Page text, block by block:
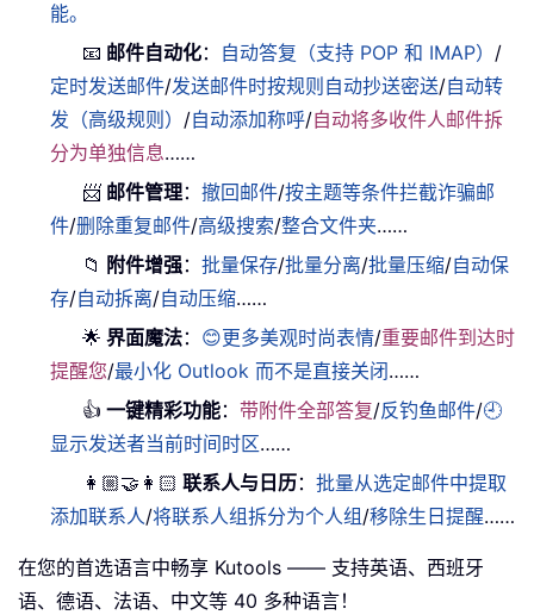
能。
📧 邮件自动化： 自动答复（支持 POP 和 IMAP） /
定时发送邮件/发送邮件时按规则自动抄送密送/自动转
发（高级规则） /自动添加称呼/自动将多收件人邮件拆
分为单独信息……
📨 邮件管理：撤回邮件/按主题等条件拦截诈骗邮
件/删除重复邮件/高级搜索/整合文件夹……
📁 附件增强：批量保存/批量分离/批量压缩/自动保
存/自动拆离/自动压缩……
🌟 界面魔法： 😊更多美观时尚表情/重要邮件到达时
提醒您/最小化 Outlook 而不是直接关闭……
👍 一键精彩功能：带附件全部答复/反钓鱼邮件/🕘
显示发送者当前时间时区……
👩🏼‍🤝‍👩🏻 联系人与日历：批量从选定邮件中提取
添加联系人/将联系人组拆分为个人组 /移除生日提醒……
在您的首选语言中畅享 Kutools —— 支持英语、西班牙
语、德语、法语、中文等 40 多种语言！